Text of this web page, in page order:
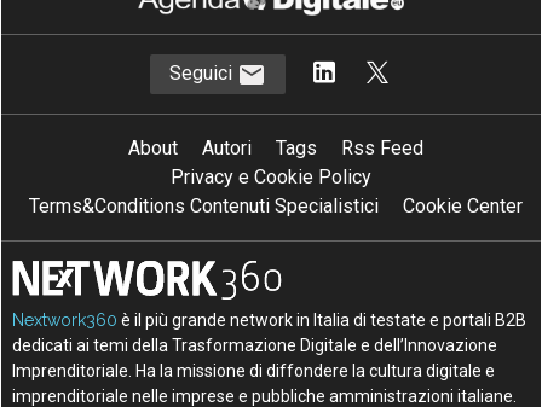
Seguici
About Autori Tags
Rss Feed
Privacy e Cookie Policy
Terms&Conditions Contenuti Specialistici
Cookie Center
Nextwork360 è il più grande network in Italia di testate e portali B2B
dedicati ai temi della Trasformazione Digitale e dell’Innovazione
Imprenditoriale. Ha la missione di diffondere la cultura digitale e
imprenditoriale nelle imprese e pubbliche amministrazioni italiane.